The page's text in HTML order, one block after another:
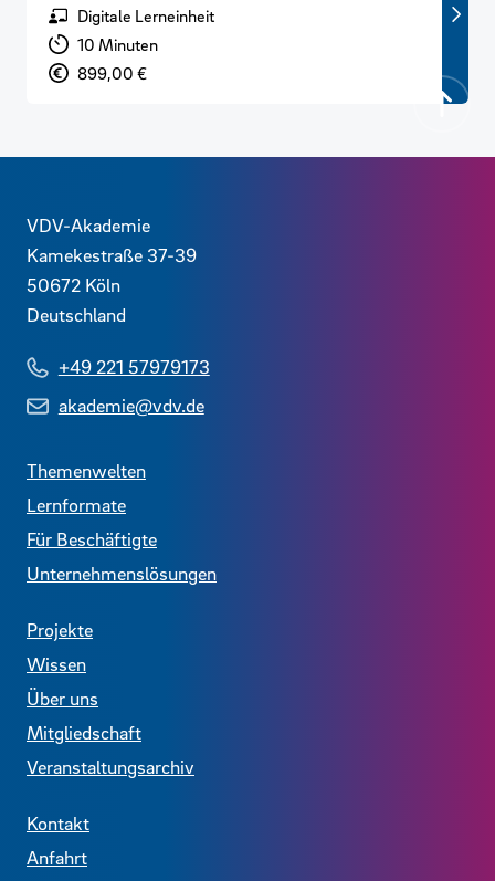
FormatDigitale Lerneinheit
Lernzeit10 Minuten
Preis899,00 €
Kontaktdaten und weitere Links
VDV-Akademie
Kamekestraße 37-39
50672 Köln
Deutschland
+49 221 57979173
akademie@vdv.de
Themenwelten
Lernformate
Für Beschäftigte
Unternehmenslösungen
Projekte
Wissen
Über uns
Mitgliedschaft
Veranstaltungsarchiv
Kontakt
Anfahrt